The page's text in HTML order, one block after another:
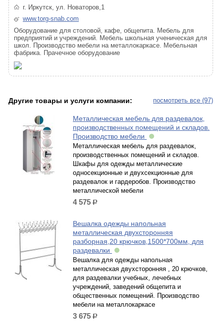
г. Иркутск, ул. Новаторов,1
www.torg-snab.com
Оборудование для столовой, кафе, общепита. Мебель для
предприятий и учреждений. Мебель школьная ученическая для
школ. Производство мебели на металлокаркасе. Мебельная
фабрика. Прачечное оборудование
посмотреть все (97)
Другие товары и услуги компании:
Металлическая мебель для раздевалок,
производственных помещений и складов.
Производство мебели
Металлическая мебель для раздевалок,
производственных помещений и складов.
Шкафы для одежды металлические
односекционные и двухсекционные для
раздевалок и гардеробов. Производство
металлической мебели
4 575 р.
Вешалка одежды напольная
металлическая двухсторонняя
разборная,20 крючков,1500*700мм, для
раздевалки
Вешалка для одежды напольная
металлическая двухсторонняя , 20 крючков,
для раздевалки учебных, лечебных
учреждений, заведений общепита и
общественных помещений. Производство
мебели на металлокаркасе
3 675 р.